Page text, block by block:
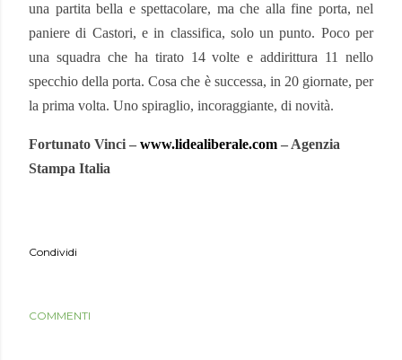
una partita bella e spettacolare, ma che alla fine porta, nel
paniere di Castori, e in classifica, solo un punto. Poco per
una squadra che ha tirato 14 volte e addirittura 11 nello
specchio della porta. Cosa che è successa, in 20 giornate, per
la prima volta. Uno spiraglio, incoraggiante, di novità.
Fortunato Vinci – www.lidealiberale.com – Agenzia
Stampa Italia
Condividi
COMMENTI